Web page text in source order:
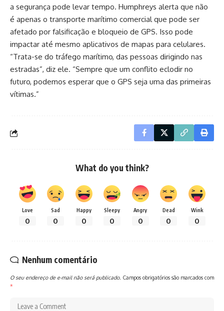
a segurança pode levar tempo. Humphreys alerta que não
é apenas o transporte marítimo comercial que pode ser
afetado por falsificação e bloqueio de GPS. Isso pode
impactar até mesmo aplicativos de mapas para celulares.
“Trata-se do tráfego marítimo, das pessoas dirigindo nas
estradas”, diz ele. “Sempre que um conflito eclodir no
futuro, podemos esperar que o GPS seja uma das primeiras
vítimas.”
What do you think?
Love
0
Sad
0
Happy
0
Sleepy
0
Angry
0
Dead
0
Wink
0
Nenhum comentário
O seu endereço de e-mail não será publicado. Campos obrigatórios são marcados com
*